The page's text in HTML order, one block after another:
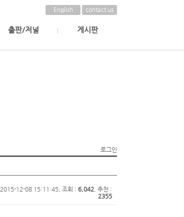
contact us
English
출판/저널 게시판
로그인
2015-12-08 15:11:45, 조회 : 6,042 , 추천 :
2355